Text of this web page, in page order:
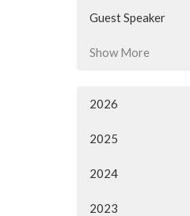
Guest Speaker
Show More
2026
2025
2024
2023